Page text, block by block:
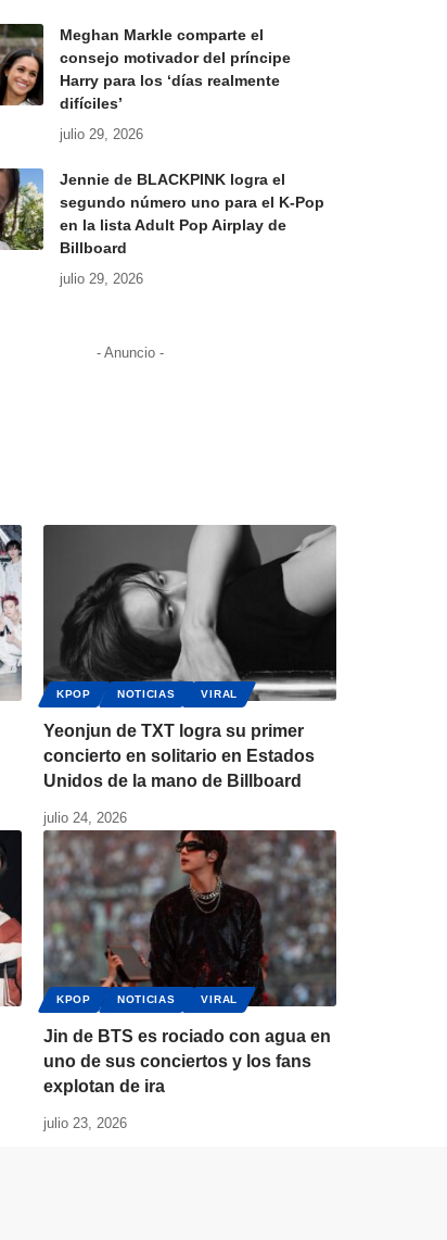
Meghan Markle comparte el
consejo motivador del príncipe
Harry para los ‘días realmente
difíciles’
julio 29, 2026
Jennie de BLACKPINK logra el
segundo número uno para el K-Pop
en la lista Adult Pop Airplay de
Billboard
julio 29, 2026
- Anuncio -
KPOP NOTICIAS VIRAL
Yeonjun de TXT logra su primer
concierto en solitario en Estados
Unidos de la mano de Billboard
julio 24, 2026
KPOP NOTICIAS VIRAL
Jin de BTS es rociado con agua en
uno de sus conciertos y los fans
explotan de ira
julio 23, 2026